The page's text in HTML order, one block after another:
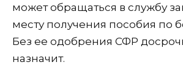
может обращаться в службу
месту получения пособия по
Без ее одобрения СФР
назначит.